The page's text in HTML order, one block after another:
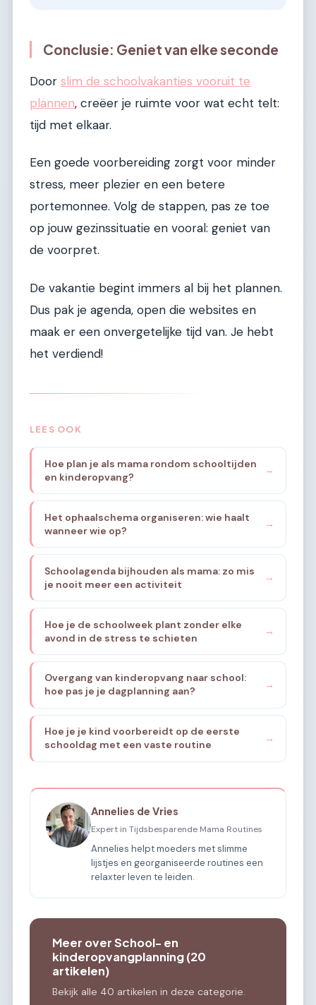
Conclusie: Geniet van elke seconde
Door slim de schoolvakanties vooruit te
plannen, creëer je ruimte voor wat echt telt:
tijd met elkaar.
Een goede voorbereiding zorgt voor minder
stress, meer plezier en een betere
portemonnee. Volg de stappen, pas ze toe
op jouw gezinssituatie en vooral: geniet van
de voorpret.
De vakantie begint immers al bij het plannen.
Dus pak je agenda, open die websites en
maak er een onvergetelijke tijd van. Je hebt
het verdiend!
LEES OOK
Hoe plan je als mama rondom schooltijden
en kinderopvang?
→
Het ophaalschema organiseren: wie haalt
wanneer wie op?
→
Schoolagenda bijhouden als mama: zo mis
je nooit meer een activiteit
→
Hoe je de schoolweek plant zonder elke
avond in de stress te schieten
→
Overgang van kinderopvang naar school:
hoe pas je je dagplanning aan?
→
Hoe je je kind voorbereidt op de eerste
schooldag met een vaste routine
→
Annelies de Vries
Expert in Tijdsbesparende Mama Routines
Annelies helpt moeders met slimme
lijstjes en georganiseerde routines een
relaxter leven te leiden.
Meer over School- en
kinderopvangplanning (20
artikelen)
Bekijk alle 40 artikelen in deze categorie.